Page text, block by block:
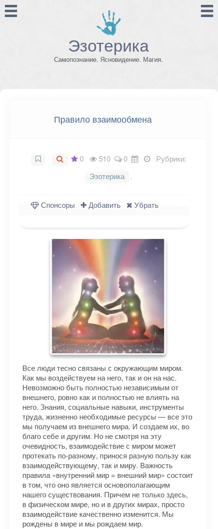
Эзотерика
Самопознание. Ясновидение. Магия.
Правило взаимообмена
0 510 0
Рубрики:
Эзотерика
.
Спонсоры Добавить Убрать
Все люди тесно связаны с окружающим миром.
Как мы воздействуем на него, так и он на нас.
Невозможно быть полностью независимым от
внешнего, ровно как и полностью не влиять на
него. Знания, социальные навыки, инструменты
труда, жизненно необходимые ресурсы — все это
мы получаем из внешнего мира. И создаем их, во
благо себе и другим. Но не смотря на эту
очевидность, взаимодействие с миром может
протекать по-разному, принося разную пользу как
взаимодействующему, так и миру. Важность
правила «внутренний мир = внешний мир» состоит
в том, что оно является основополагающим
нашего существования. Причем не только здесь,
в физическом мире, но и в других мирах, просто
взаимодействие качественно изменится. Мы
рождены в мире и мы рождаем мир.